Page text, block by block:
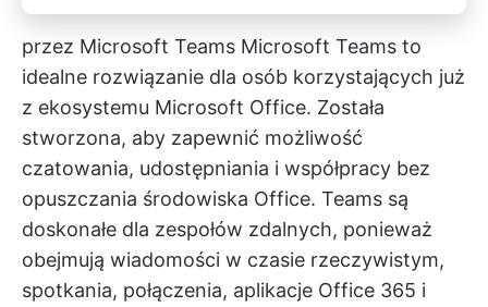
przez Microsoft Teams Microsoft Teams to
idealne rozwiązanie dla osób korzystających już
z ekosystemu Microsoft Office. Została
stworzona, aby zapewnić możliwość
czatowania, udostępniania i współpracy bez
opuszczania środowiska Office. Teams są
doskonałe dla zespołów zdalnych, ponieważ
obejmują wiadomości w czasie rzeczywistym,
spotkania, połączenia, aplikacje Office 365 i